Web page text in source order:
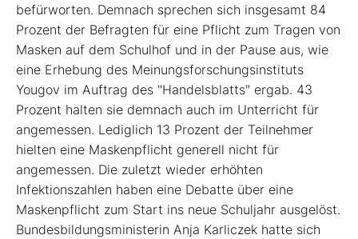
befürworten. Demnach sprechen sich insgesamt 84
Prozent der Befragten für eine Pflicht zum Tragen von
Masken auf dem Schulhof und in der Pause aus, wie
eine Erhebung des Meinungsforschungsinstituts
Yougov im Auftrag des "Handelsblatts" ergab. 43
Prozent halten sie demnach auch im Unterricht für
angemessen. Lediglich 13 Prozent der Teilnehmer
hielten eine Maskenpflicht generell nicht für
angemessen. Die zuletzt wieder erhöhten
Infektionszahlen haben eine Debatte über eine
Maskenpflicht zum Start ins neue Schuljahr ausgelöst.
Bundesbildungsministerin Anja Karliczek hatte sich